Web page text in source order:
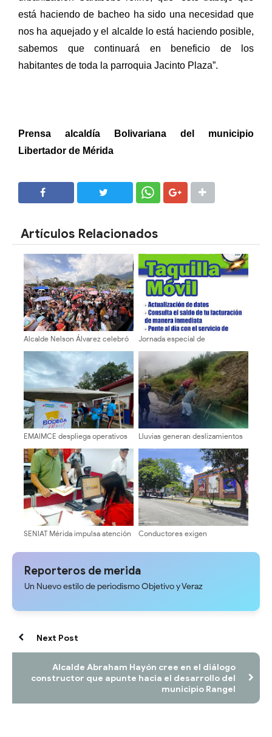
está haciendo de bacheo ha sido una necesidad que
nos ha aquejado y el alcalde lo está haciendo posible,
sabemos que continuará en beneficio de los
habitantes de toda la parroquia Jacinto Plaza”.
Prensa alcaldía Bolivariana del municipio
Libertador de Mérida
Artículos Relacionados
Alcalde Nelson Álvarez celebró
el Día del Niño con más de
2.000 asistentes
Jornada especial de
Sergidesol en el Mercado
Periférico hasta este domingo
EMAIMCE despliega operativos
Bodega Móvil en tres sectores
de Campo Elías
Lluvias generan deslizamientos
SENIAT Mérida impulsa atención
contribuyente
Conductores exigen
a punto de colapsar en la
Reporteros de merida
Un Nuevo estilo de periodismo Objetivo y Veraz
Next Post
Alcalde Abraham Hayón cree en el diálogo
constructor que apunte hacia el desarrollo del
municipio Rangel